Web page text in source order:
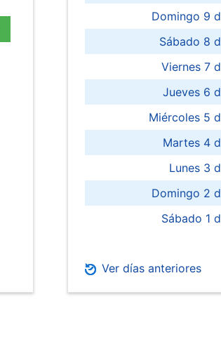
Domingo 9
Sábado 8
Viernes 7
Jueves 6
Miércoles 5
Martes 4
Lunes 3
Domingo 2
Sábado 1
Ver días anteriores